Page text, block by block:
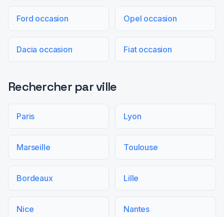
Ford occasion Opel occasion
Dacia occasion Fiat occasion
Rechercher par ville
Paris Lyon
Marseille Toulouse
Bordeaux Lille
Nice Nantes